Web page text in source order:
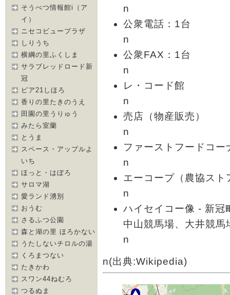
そうべつ情報館i（ア
イ）
ニセコビュープラザ
しりうち
横綱の里ふくしま
サラブレッドロード新
冠
ピア21しほろ
香りの里たきのうえ
田園の里うりゅう
みたら室蘭
とうま
スペース・アップルよ
いち
ほっと・はぼろ
サロマ湖
愛ランド湧別
おうむ
さるふつ公園
森と湖の里 ほろかない
うたしないチロルの湯
くろまつない
たきかわ
スワン44ねむろ
つるぬま
n
公衆電話：1台
n
公衆FAX：1台
n
レ・コード館
n
売店（物産販売）
n
ファーストフードコー
n
エーコープ（農協スト
n
ハイセイコー像 - 新冠
中山競馬場、大井競馬
n
n(出典:Wikipedia)